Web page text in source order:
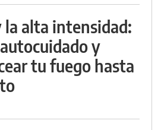
la alta intensidad:
y
tu fuego hasta